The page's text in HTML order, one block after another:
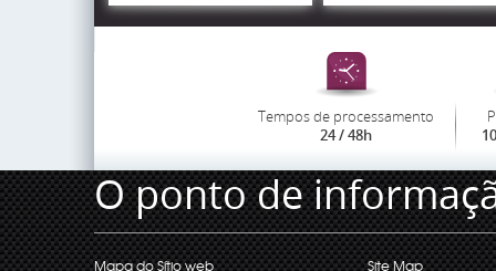
Tempos de processamento
24 / 48h
O ponto de
Mapa do Sítio web
Site Map